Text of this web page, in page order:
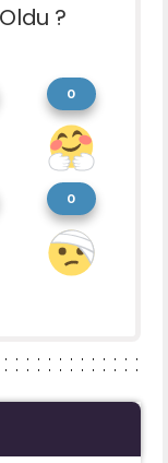
?
0
0